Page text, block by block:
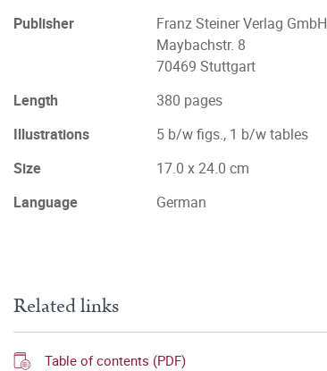
Publisher
Franz Steiner Verlag GmbH
Maybachstr. 8
70469 Stuttgart
Length
380 pages
Illustrations
5 b/w figs., 1 b/w tables
Size
17.0 x 24.0 cm
Language
German
Related links
Table of contents (PDF)